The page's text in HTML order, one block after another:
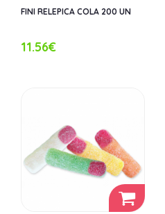
FINI RELEPICA COLA 200 UN
11.56€